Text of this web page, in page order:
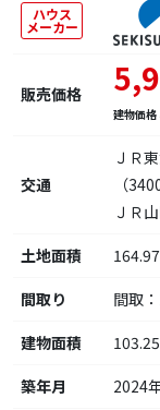
ハウス
メーカー
販売価格
建物価格
交通
ＪＲ
（
ＪＲ
土地面積
間取り
間取
建物面積
築年月
2024